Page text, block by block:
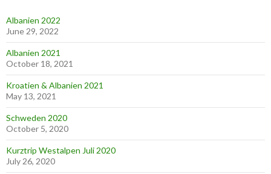
Albanien 2022
June 29, 2022
Albanien 2021
October 18, 2021
Kroatien & Albanien 2021
May 13, 2021
Schweden 2020
October 5, 2020
Kurztrip Westalpen Juli 2020
July 26, 2020